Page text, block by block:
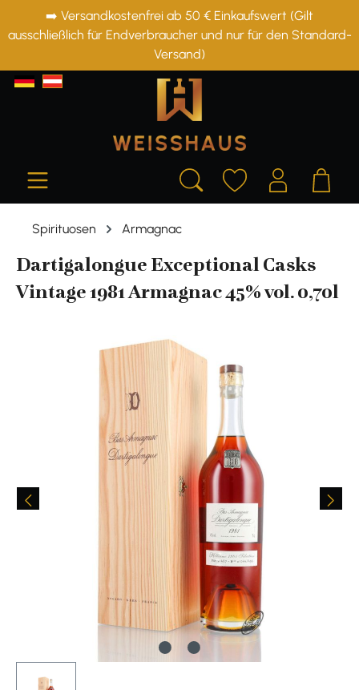
springen
➡️ Versandkostenfrei ab 50 € Einkaufswert (Gilt
ausschließlich für Endverbraucher und nur für den Standard-
Versand)
Spirituosen Armagnac
Dartigalongue Exceptional Casks
Vintage 1981 Armagnac 45% vol. 0,70l
Bildergalerie überspringen